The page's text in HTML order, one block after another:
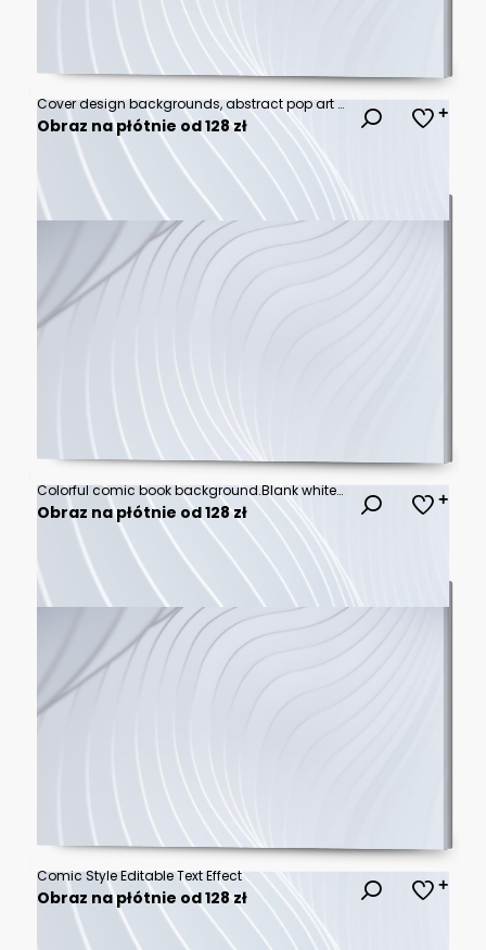
Cover design backgrounds, abstract pop art color pattern, vector. Wave line shapes, geometric liquid fluid flow graphic, art posters and color gradient abstract cover backgrounds
Obraz na płótnie od 128 zł
Colorful comic book background.Blank white speech bubbles of different shapes. Rays, radial, halftone, dotted effects. Vector illustration in pop art style
Obraz na płótnie od 128 zł
Comic Style Editable Text Effect
Obraz na płótnie od 128 zł